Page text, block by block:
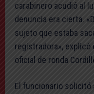
carabinero acudió al
denuncia era cierta.
sujeto que estaba
registradora», explicó
oficial de ronda
El funcionario solicitó